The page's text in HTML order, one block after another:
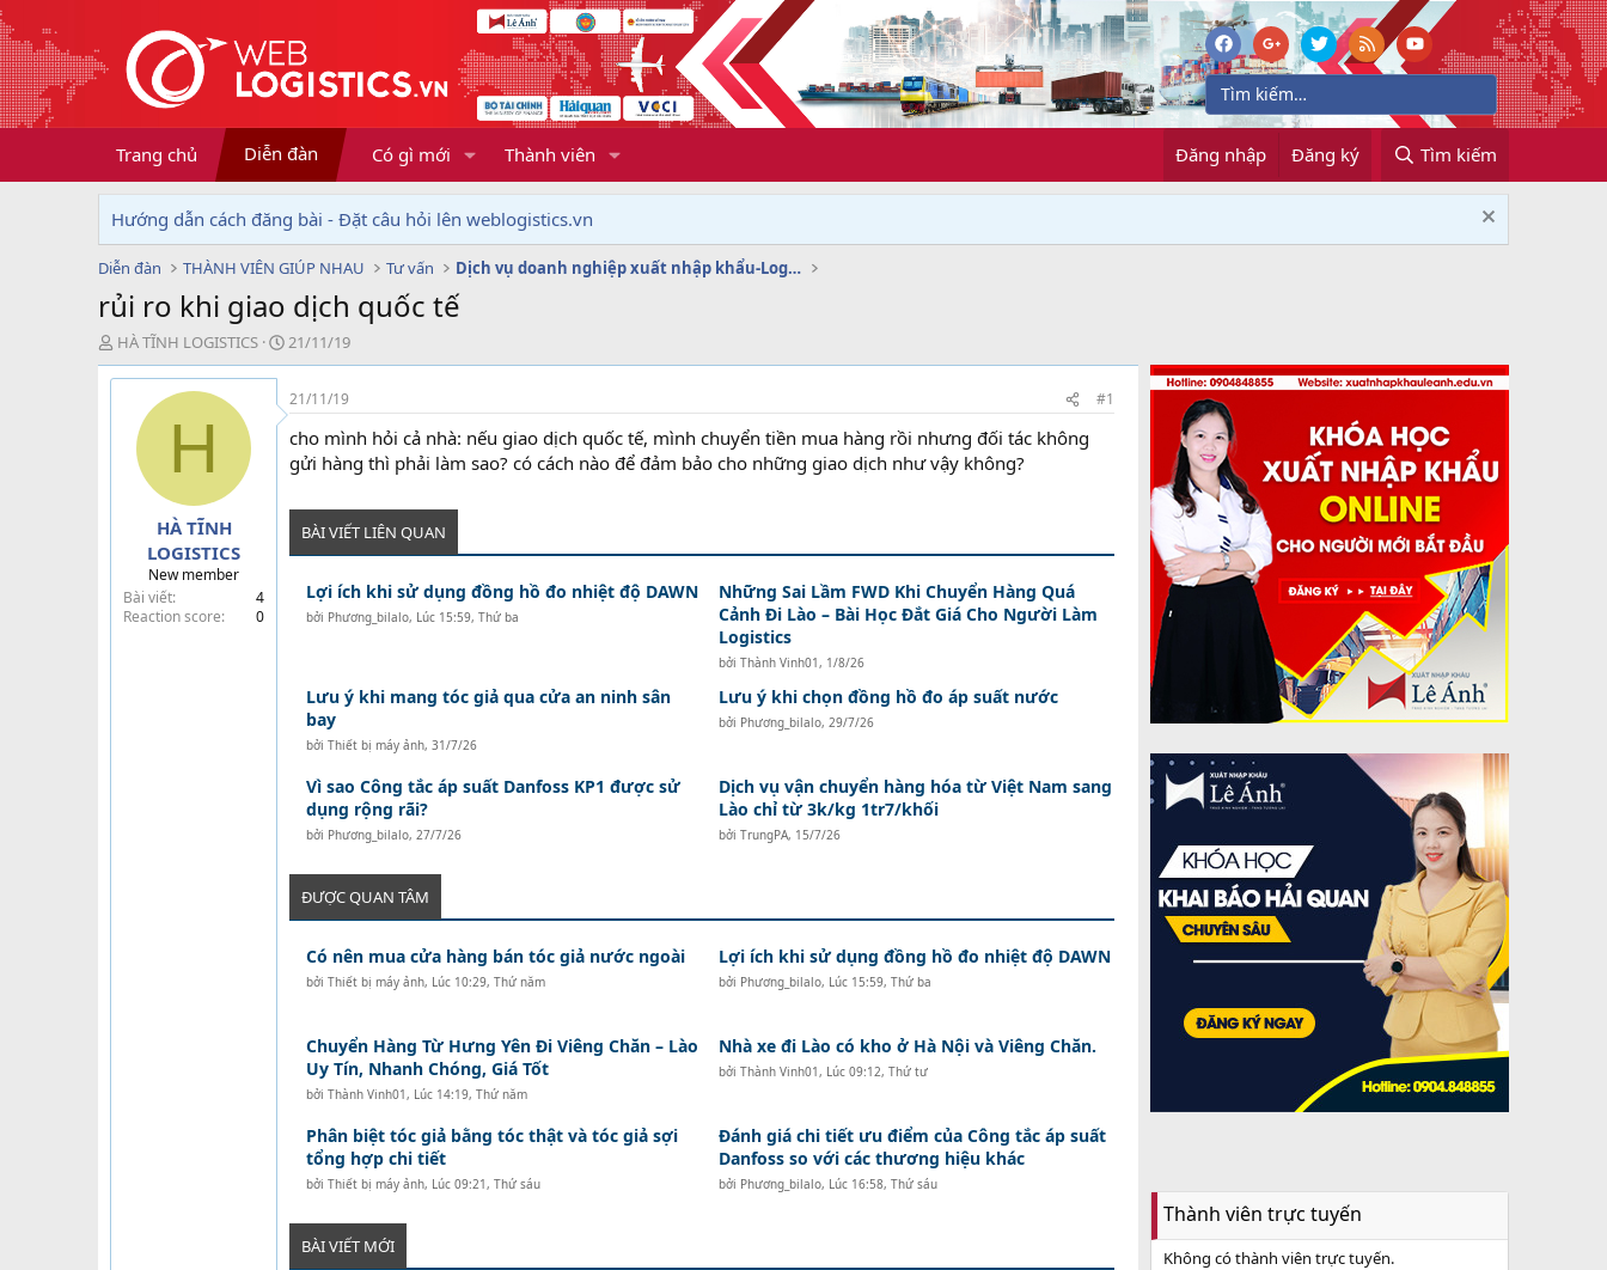
Trang chủ Diễn đàn Có gì mới Thành viên Đăng nhập Đăng ký Tìm kiếm
Hướng dẫn cách đăng bài - Đặt câu hỏi lên weblogistics.vn
Diễn đàn THÀNH VIÊN GIÚP NHAU Tư vấn Dịch vụ doanh nghiệp xuất nhập khẩu-Logistics
rủi ro khi giao dịch quốc tế
T
h
r
HÀ TĨNH LOGISTICS
N
g
y
ử
i
21/11/19
H
HÀ TĨNH
LOGISTICS
New member
Bài viết
4
Reaction score
0
21/11/19 #1
cho mình hỏi cả nhà: nếu giao dịch quốc tế, mình chuyển tiền mua hàng rồi nhưng đối tác không
gửi hàng thì phải làm sao? có cách nào để đảm bảo cho những giao dịch như vậy không?
BÀI VIẾT LIÊN QUAN
Lợi ích khi sử dụng đồng hồ đo nhiệt độ DAWN
bởi Phương_bilalo, Lúc 15:59, Thứ ba
Những Sai Lầm FWD Khi Chuyển Hàng Quá
Cảnh Đi Lào – Bài Học Đắt Giá Cho Người Làm
Logistics
bởi Thành Vinh01, 1/8/26
Lưu ý khi mang tóc giả qua cửa an ninh sân
bay
bởi Thiết bị máy ảnh, 31/7/26
Lưu ý khi chọn đồng hồ đo áp suất nước
bởi Phương_bilalo, 29/7/26
Vì sao Công tắc áp suất Danfoss KP1 được sử
dụng rộng rãi?
bởi Phương_bilalo, 27/7/26
Dịch vụ vận chuyển hàng hóa từ Việt Nam sang
Lào chỉ từ 3k/kg 1tr7/khối
bởi TrungPA, 15/7/26
ĐƯỢC QUAN TÂM
Có nên mua cửa hàng bán tóc giả nước ngoài
bởi Thiết bị máy ảnh, Lúc 10:29, Thứ năm
Lợi ích khi sử dụng đồng hồ đo nhiệt độ DAWN
bởi Phương_bilalo, Lúc 15:59, Thứ ba
Chuyển Hàng Từ Hưng Yên Đi Viêng Chăn – Lào
Uy Tín, Nhanh Chóng, Giá Tốt
bởi Thành Vinh01, Lúc 14:19, Thứ năm
Nhà xe đi Lào có kho ở Hà Nội và Viêng Chăn.
bởi Thành Vinh01, Lúc 09:12, Thứ tư
Phân biệt tóc giả bằng tóc thật và tóc giả sợi
tổng hợp chi tiết
bởi Thiết bị máy ảnh, Lúc 09:21, Thứ sáu
Đánh giá chi tiết ưu điểm của Công tắc áp suất
Danfoss so với các thương hiệu khác
bởi Phương_bilalo, Lúc 16:58, Thứ sáu
BÀI VIẾT MỚI
Thành viên trực tuyến
Không có thành viên trực tuyến.